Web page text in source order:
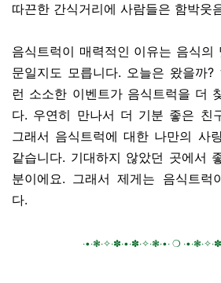
따끈한 간식거리에 사람들은 함박웃
음식트럭이 매력적인 이유는 음식의
문일지도 모릅니다. 오늘은 왔을까
런 소소한 이벤트가 음식트럭을 더
다. 우연히 만나서 더 기분 좋은 친
그래서 음식트럭에 대한 나만의 사
같습니다. 기대하지 않았던 곳에서
분이에요. 그래서 제게는 음식트럭
다.
∙•∙❃∙✧∙✽∙•∙✽∙✧∙❃∙•∙ ❍